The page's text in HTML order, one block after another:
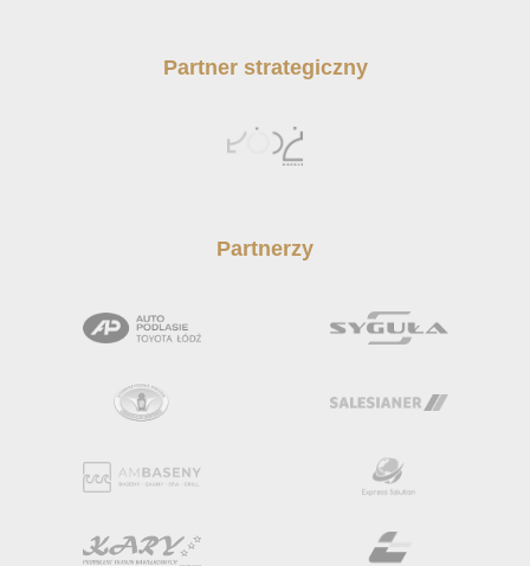
Partner strategiczny
Partnerzy